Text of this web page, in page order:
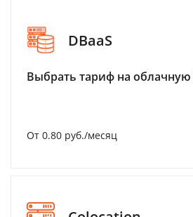
DBaaS
Выбрать тариф на
От 0.80 руб./месяц